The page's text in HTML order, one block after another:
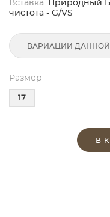
Вставка: Природный
чистота - G/VS
ВАРИАЦИИ
Размер
17
В